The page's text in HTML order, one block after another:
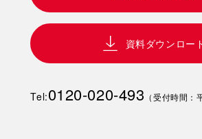
資料ダウンロー
Tel:0120-020-493 （受付時間：